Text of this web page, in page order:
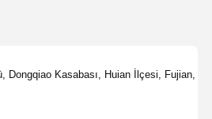
Dongqiao Kasabası, Huian İlçesi, Fujian,